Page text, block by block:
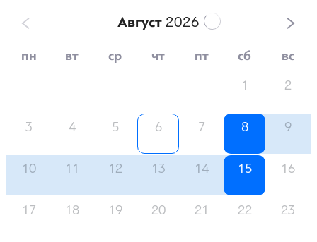
Август2026
пн вт ср чт пт сб
вс
1
2
3 4 5 6 7 8 9
10 11 12 13 14 15 16
17 18 19 20 21 22 23